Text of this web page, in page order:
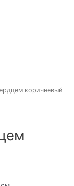
коричневый